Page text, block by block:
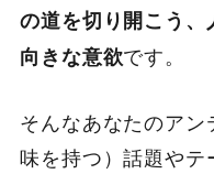
の道を切り開こう、
向きな意欲です。
そんなあなたのア
味を持つ）話題や